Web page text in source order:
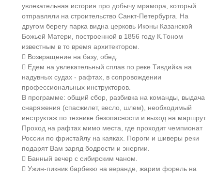
увлекательная история про добычу мрамора, который
отправляли на строительство Санкт-Петербурга. На
другом берегу парка видна церковь Иконы Казанской
Божьей Матери, построенной в 1856 году К.Тоном
известным в то время архитектором.
 Возвращение на базу, обед.
 Едем на увлекательный сплав по реке Тивдийка на
надувных судах - рафтах, в сопровождении
профессиональных инструкторов.
В программе: общий сбор, разбивка на команды, выдача
снаряжения (спасжилет, весло, шлем), необходимый
инструктаж по технике безопасности и выход на маршрут.
Проход на рафтах мимо места, где проходит чемпионат
России по фристайлу на каяках. Пороги и шиверы реки
подарят Вам заряд бодрости и энергии.
 Банный вечер с сибирским чаном.
 Ужин-пикник барбекю на веранде, жарим форель на